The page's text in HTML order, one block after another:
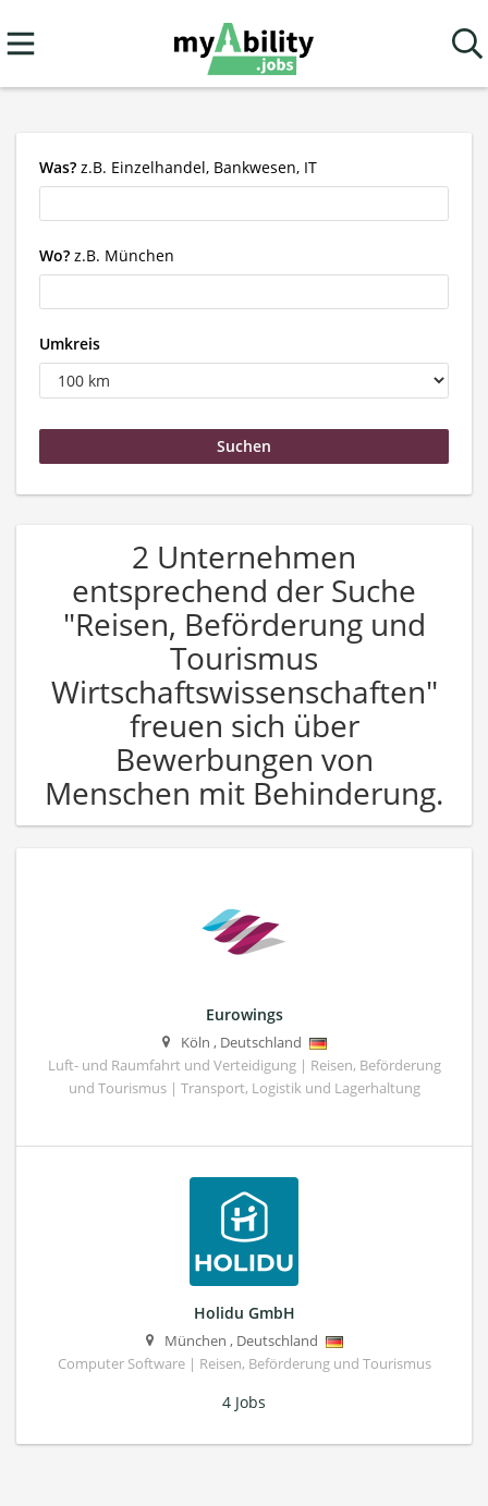
Was? z.B. Einzelhandel, Bankwesen, IT
Wo? z.B. München
Umkreis
2 Unternehmen
entsprechend der Suche
"Reisen, Beförderung und
Tourismus
Wirtschaftswissenschaften"
freuen sich über
Bewerbungen von
Menschen mit Behinderung.
Eurowings
Köln , Deutschland
Luft- und Raumfahrt und Verteidigung | Reisen, Beförderung
und Tourismus | Transport, Logistik und Lagerhaltung
Holidu GmbH
München , Deutschland
Computer Software | Reisen, Beförderung und Tourismus
4 Jobs